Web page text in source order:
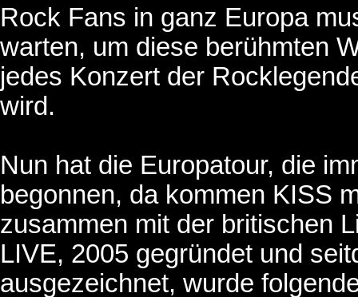
Rock Fans in ganz Europa
warten, um diese berühmten
jedes Konzert der
wird.
Nun hat die Europatour, die
begonnen, da kommen KISS
zusammen mit der britischen
LIVE, 2005 gegründet und
ausgezeichnet, wurde